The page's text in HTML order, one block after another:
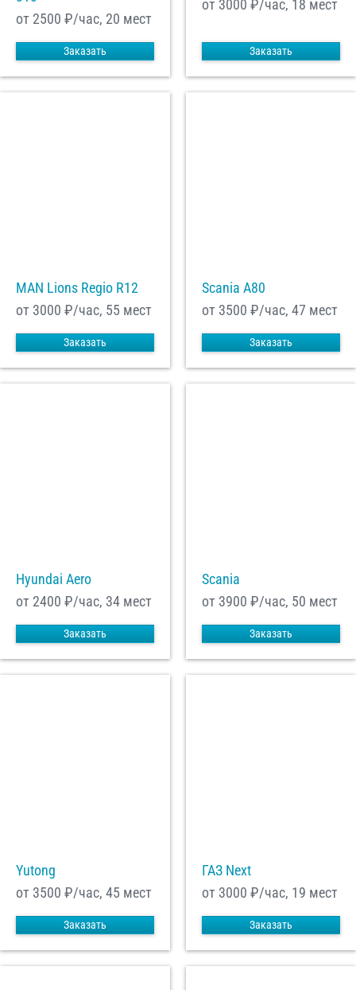
от 2500 ₽/час, 20 мест
Заказать
от 3000 ₽/час, 18 мест
Заказать
MAN Lions Regio R12
от 3000 ₽/час, 55 мест
Заказать
Scania A80
от 3500 ₽/час, 47 мест
Заказать
Hyundai Aero
от 2400 ₽/час, 34 мест
Заказать
Scania
от 3900 ₽/час, 50 мест
Заказать
Yutong
от 3500 ₽/час, 45 мест
Заказать
ГАЗ Next
от 3000 ₽/час, 19 мест
Заказать